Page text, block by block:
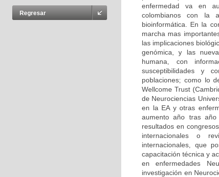
Regresar
enfermedad va en
colombianos con la
bioinformática. En la
marcha mas
las implicaciones
genómica, y las
humana, con
susceptibilidades y
poblaciones; como lo
Wellcome Trust
de Neurociencias
en la EA y otras
aumento año tras año
resultados en
internacionales o
internacionales, que
capacitación técnica y
en enfermedades
investigación en